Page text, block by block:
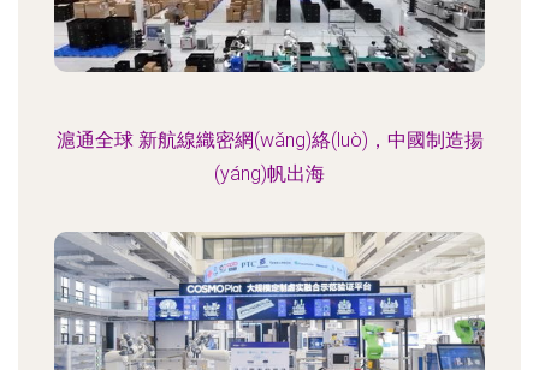
滬通全球 新航線織密網(wǎng)絡(luò)，中國制造揚
(yáng)帆出海